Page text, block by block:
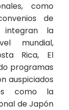
como
de
integran la
mundial,
Rica, El
programas
auspiciados
como la
de Japón